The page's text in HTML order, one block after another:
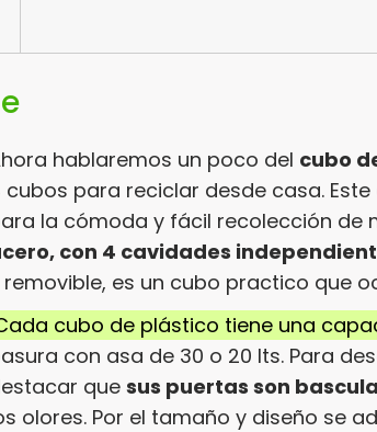
hablaremos un poco del cubo
cubos para reciclar desde casa. Este
la cómoda y fácil recolección de
con 4 cavidades
removible, es un cubo practico que
cubo de plástico tiene una
con asa de 30 o 20 lts. Para
quesus puertas son
olores. Por el tamaño y diseño se